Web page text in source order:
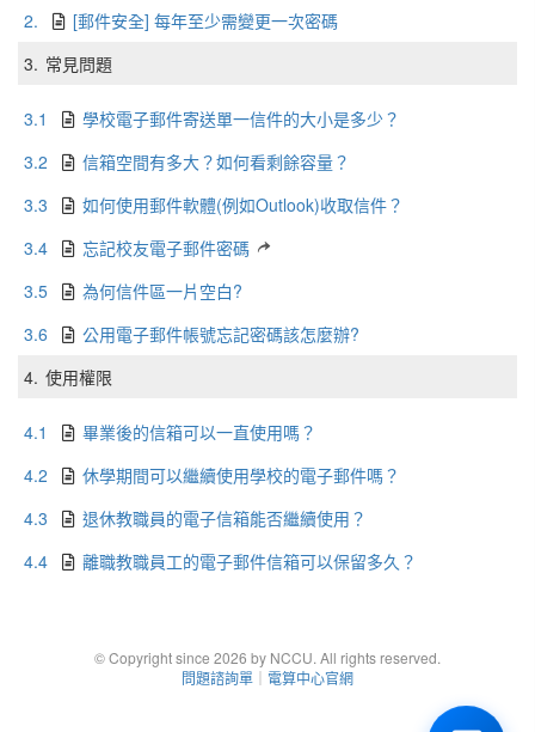
2.
[郵件安全] 每年至少需變更一次密碼
3. 常見問題
3.1
學校電子郵件寄送單一信件的大小是多少？
3.2
信箱空間有多大？如何看剩餘容量？
3.3
如何使用郵件軟體(例如Outlook)收取信件？
3.4
忘記校友電子郵件密碼
3.5
為何信件區一片空白?
3.6
公用電子郵件帳號忘記密碼該怎麼辦?
4. 使用權限
4.1
畢業後的信箱可以一直使用嗎？
4.2
休學期間可以繼續使用學校的電子郵件嗎？
4.3
退休教職員的電子信箱能否繼續使用？
4.4
離職教職員工的電子郵件信箱可以保留多久？
© Copyright since 2026 by NCCU. All rights reserved.
問題諮詢單 ｜ 電算中心官網